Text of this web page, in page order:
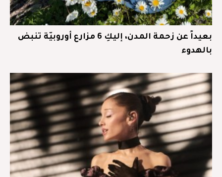
بعيداً عن زحمة المدن، إليكِ 6 مزارع أوروبيّة تنبض
بالهدوء